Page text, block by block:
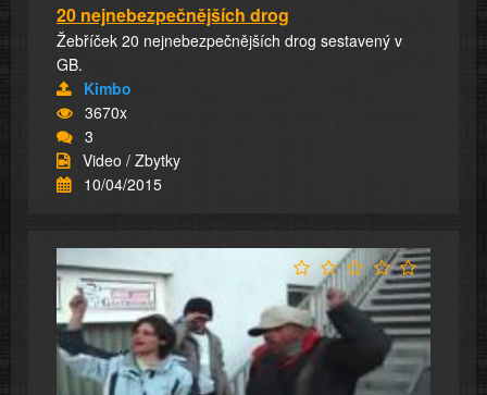
20 nejnebezpečnějších drog
Žebříček 20 nejnebezpečnějších drog sestavený v
GB.
Kimbo
3670x
3
Video / Zbytky
10/04/2015